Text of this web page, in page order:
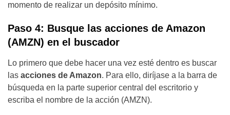
momento de realizar un depósito mínimo.
Paso 4: Busque las acciones de Amazon
(AMZN) en el buscador
Lo primero que debe hacer una vez esté dentro es buscar
las acciones de Amazon. Para ello, diríjase a la barra de
búsqueda en la parte superior central del escritorio y
escriba el nombre de la acción (AMZN).